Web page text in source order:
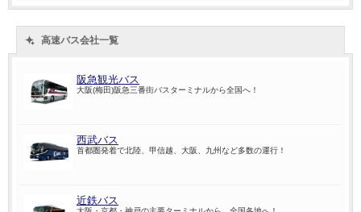
高速バス会社一覧
阪急観光バス
大阪(梅田)阪急三番街バスターミナルから全国へ！
西武バス
首都圏発着で北陸、甲信越、大阪、九州など多数の運行！
近鉄バス